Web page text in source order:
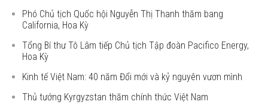
Phó Chủ tịch Quốc hội Nguyễn Thị Thanh thăm bang
California, Hoa Kỳ
Tổng Bí thư Tô Lâm tiếp Chủ tịch Tập đoàn Pacifico Energy,
Hoa Kỳ
Kinh tế Việt Nam: 40 năm Đổi mới và kỷ nguyên vươn mình
Thủ tướng Kyrgyzstan thăm chính thức Việt Nam